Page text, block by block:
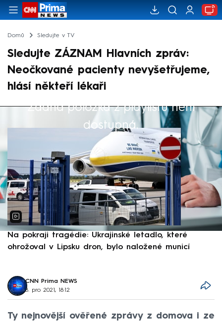
Domů Sledujte v TV
Sledujte ZÁZNAM Hlavních zpráv:
Neočkované pacienty nevyšetřujeme,
hlásí někteří lékaři
Žádná položka z playlistu není
dostupná.
Výběr redakce
Na pokraji tragédie: Ukrajinské letadlo, které
ohrožoval v Lipsku dron, bylo naložené municí
CNN Prima NEWS
8. pro 2021, 18:12
Ty nejnovější ověřené zprávy z domova i ze